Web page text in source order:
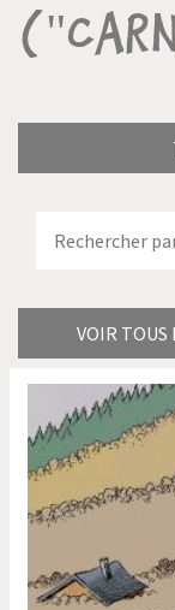
VOIR TOUS
Bye Biden!
Chère énergie!
Cybermonde
Election
Hopp